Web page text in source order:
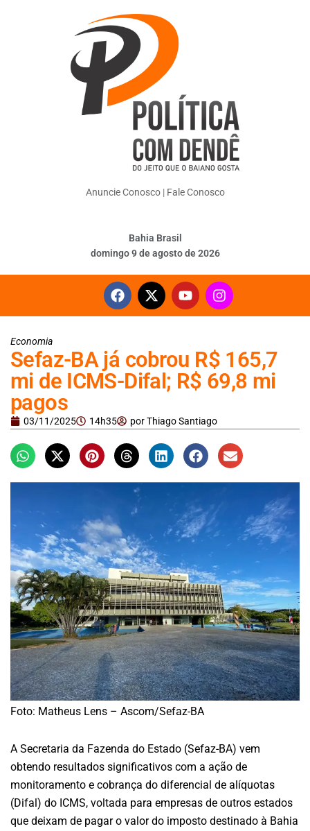
Anuncie Conosco| Fale Conosco
Bahia Brasil
domingo 9 de agosto de 2026
Economia
Sefaz-BA já cobrou R$ 165,7
mi de ICMS-Difal; R$ 69,8 mi
pagos
03/11/2025 14h35 porThiago Santiago
Foto: Matheus Lens – Ascom/Sefaz-BA
A Secretaria da Fazenda do Estado (Sefaz-BA) vem
obtendo resultados significativos com a ação de
monitoramento e cobrança do diferencial de alíquotas
(Difal) do ICMS, voltada para empresas de outros estados
que deixam de pagar o valor do imposto destinado à Bahia